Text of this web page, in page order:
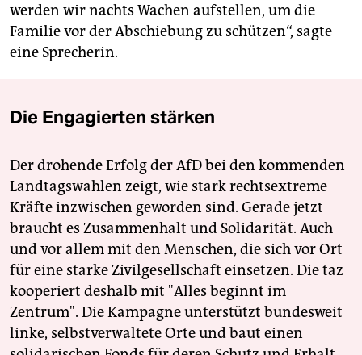
werden wir nachts Wachen aufstellen, um die
Familie vor der Abschiebung zu schützen“, sagte
eine Sprecherin.
Die Engagierten stärken
Der drohende Erfolg der AfD bei den kommenden
Landtagswahlen zeigt, wie stark rechtsextreme
Kräfte inzwischen geworden sind. Gerade jetzt
braucht es Zusammenhalt und Solidarität. Auch
und vor allem mit den Menschen, die sich vor Ort
für eine starke Zivilgesellschaft einsetzen. Die taz
kooperiert deshalb mit "Alles beginnt im
Zentrum". Die Kampagne unterstützt bundesweit
linke, selbstverwaltete Orte und baut einen